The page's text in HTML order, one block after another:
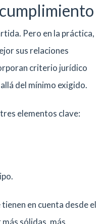
Pero en la práctica,
sus relaciones
criterio jurídico
del mínimo exigido.
elementos clave:
en cuenta desde el
sólidas, más